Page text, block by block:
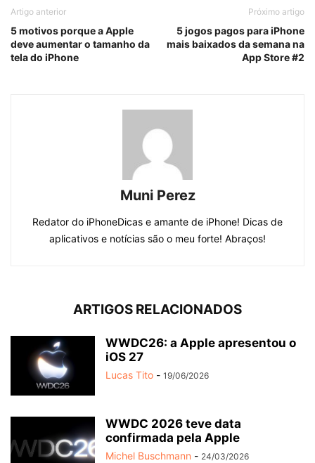
Artigo anterior
5 motivos porque a Apple
deve aumentar o tamanho da
tela do iPhone
Próximo artigo
5 jogos pagos para iPhone
mais baixados da semana na
App Store #2
Muni Perez
Redator do iPhoneDicas e amante de iPhone! Dicas de
aplicativos e notícias são o meu forte! Abraços!
ARTIGOS RELACIONADOS
WWDC26: a Apple apresentou o
iOS 27
Lucas Tito - 19/06/2026
WWDC 2026 teve data
confirmada pela Apple
Michel Buschmann - 24/03/2026